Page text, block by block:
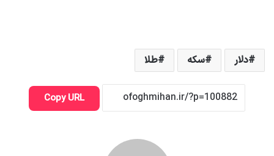
دلار سکه طلا
Copy URL